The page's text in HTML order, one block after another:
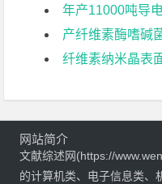
年产11000吨导电
产纤维素酶嗜碱菌
纤维素纳米晶表面
网站简介
文献综述网(https://
的计算机类、电子信息类、